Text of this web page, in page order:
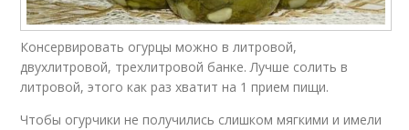
Консервировать огурцы можно в литровой,
двухлитровой, трехлитровой банке. Лучше солить в
литровой, этого как раз хватит на 1 прием пищи.
Чтобы огурчики не получились слишком мягкими и имели